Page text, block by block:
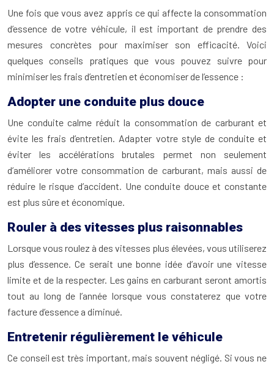
Une fois que vous avez appris ce qui affecte la consommation
d’essence de votre véhicule, il est important de prendre des
mesures concrètes pour maximiser son efficacité. Voici
quelques conseils pratiques que vous pouvez suivre pour
minimiser les frais d’entretien et économiser de l’essence :
Adopter une conduite plus douce
Une conduite calme réduit la consommation de carburant et
évite les frais d’entretien. Adapter votre style de conduite et
éviter les accélérations brutales permet non seulement
d’améliorer votre consommation de carburant, mais aussi de
réduire le risque d’accident. Une conduite douce et constante
est plus sûre et économique.
Rouler à des vitesses plus raisonnables
Lorsque vous roulez à des vitesses plus élevées, vous utiliserez
plus d’essence. Ce serait une bonne idée d’avoir une vitesse
limite et de la respecter. Les gains en carburant seront amortis
tout au long de l’année lorsque vous constaterez que votre
facture d’essence a diminué.
Entretenir régulièrement le véhicule
Ce conseil est très important, mais souvent négligé. Si vous ne